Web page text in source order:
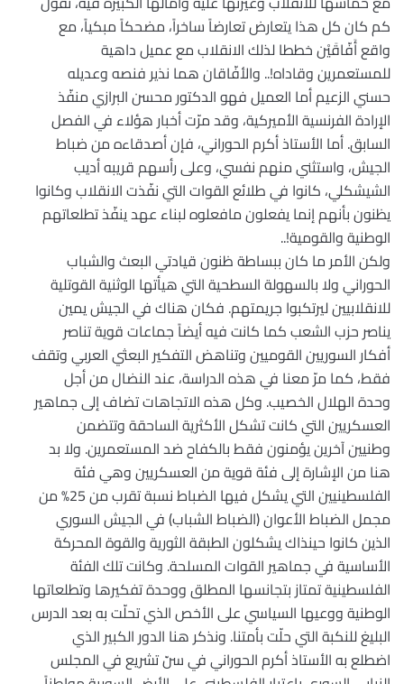
كم كان كل هذا يتعارض تعارضاً ساخراً، مضحكاً مبكياً، مع
واقع أَفّاقَيْن خططا لذلك الانقلاب مع عميل داهية
للمستعمرين وقاداه!.. والأفّاقان هما نذير فنصه وعديله
حسني الزعيم أما العميل فهو الدكتور محسن البرازي منفّذ
الإرادة الفرنسية الأميركية، وقد مرّت أخبار هؤلاء في الفصل
السابق. أما الأستاذ أكرم الحوراني، فإن أصدقاءه من ضباط
الجيش، واستثني منهم نفسي، وعلى رأسهم قريبه أديب
الشيشكلي، كانوا في طلائع القوات التي نفّذت الانقلاب وكانوا
يظنون بأنهم إنما يفعلون مافعلوه لبناء عهد ينفّذ تطلعاتهم
الوطنية والقومية!..
ولكن الأمر ما كان ببساطة ظنون قيادتي البعث والشباب
الحوراني ولا بالسهولة السطحية التي هيأتها الوثنية القوتلية
للانقلابيين ليرتكبوا جريمتهم. فكان هناك في الجيش يمين
يناصر حزب الشعب كما كانت فيه أيضاً جماعات قوية تناصر
أفكار السوريين القوميين وتناهض التفكير البعثي العربي وتقف
فقط، كما مرّ معنا في هذه الدراسة، عند النضال من أجل
وحدة الهلال الخصيب. وكل هذه الاتجاهات تضاف إلى جماهير
العسكريين التي كانت تشكل الأكثرية الساحقة وتتضمن
وطنيين آخرين يؤمنون فقط بالكفاح ضد المستعمرين. ولا بد
هنا من الإشارة إلى فئة قوية من العسكريين وهي فئة
الفلسطينيين التي يشكل فيها الضباط نسبة تقرب من 25% من
مجمل الضباط الأعوان (الضباط الشباب) في الجيش السوري
الذين كانوا حينذاك يشكلون الطبقة الثورية والقوة المحركة
الأساسية في جماهير القوات المسلحة. وكانت تلك الفئة
الفلسطينية تمتاز بتجانسها المطلق ووحدة تفكيرها وتطلعاتها
الوطنية ووعيها السياسي على الأخص الذي تحلّت به بعد الدرس
البليغ للنكبة التي حلّت بأمتنا. ونذكر هنا الدور الكبير الذي
اضطلع به الأستاذ أكرم الحوراني في سنّ تشريع في المجلس